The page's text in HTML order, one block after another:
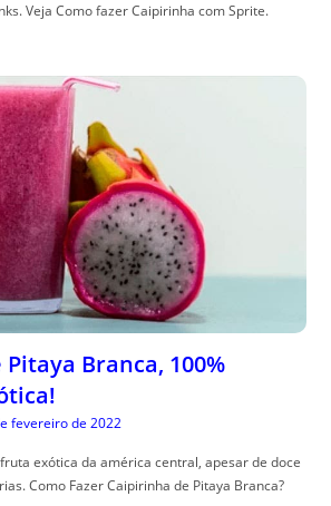
Veja Como fazer Caipirinha com Sprite.
Branca, 100%
fevereiro de 2022
exótica da américa central, apesar de doce
Como Fazer Caipirinha de Pitaya Branca?